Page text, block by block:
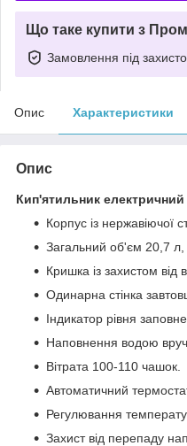
Що таке купити з
Замовлення під
Опис Характеристики
Опис
Кип'ятильник
Корпус із нержавіючої
Загальний об'єм 20,7
Кришка із захистом від
Одинарна стінка
Індикатор рівня
Наповнення водою
Вітрата 100-110 чашок.
Автоматичний
Регулювання
Захист від перепаду